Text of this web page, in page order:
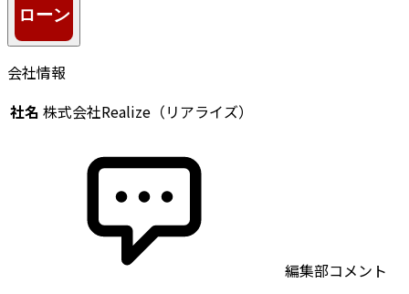
会社情報
社名 株式会社Realize（リアライズ）
編集部コメント